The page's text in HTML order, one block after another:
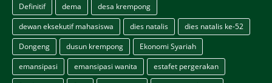
Definitif
dema
desa krempong
dewan eksekutif mahasiswa
dies natalis
dies natalis ke-52
Dongeng
dusun krempong
Ekonomi Syariah
emansipasi
emansipasi wanita
estafet pergerakan